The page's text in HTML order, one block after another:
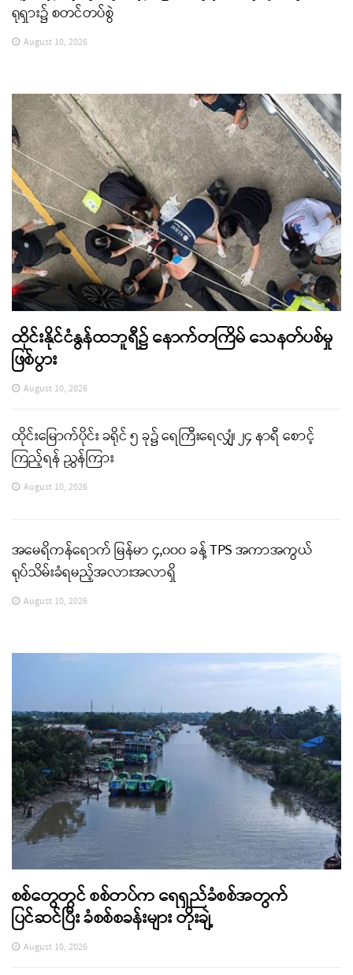
ရုရှား၌ စတင်တပ်စွဲ
August 10, 2026
ထိုင်းနိုင်ငံနွန်ထဘူရီ၌ နောက်တကြိမ် သေနတ်ပစ်မှု
ဖြစ်ပွား
August 10, 2026
ထိုင်းမြောက်ပိုင်း ခရိုင် ၅ ခု၌ ရေကြီးရေလျှံ၊ ၂၄ နာရီ စောင့်
ကြည့်ရန် ညွှန်ကြား
August 10, 2026
အမေရိကန်ရောက် မြန်မာ ၄,၀၀၀ ခန့် TPS အကာအကွယ်
ရုပ်သိမ်းခံရမည့်အလားအလာရှိ
August 10, 2026
စစ်တွေတွင် စစ်တပ်က ရေရှည်ခံစစ်အတွက်
ပြင်ဆင်ပြီး ခံစစ်စခန်းများ တိုးချဲ့
August 10, 2026